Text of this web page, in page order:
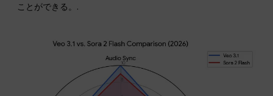
ことができる。.